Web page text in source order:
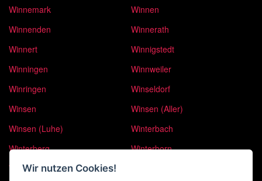
Winnemark
Winnen
Winnenden
Winnerath
Winnert
Winnigstedt
Winningen
Winnweiler
Winringen
Winseldorf
Winsen
Winsen (Aller)
Winsen (Luhe)
Winterbach
Winterberg
Winterborn
Winterburg
Wir nutzen Cookies!